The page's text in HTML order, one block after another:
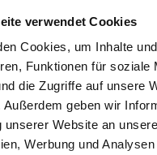
verwendet Cookies
Cookies, um Inhalte
Funktionen für soziale
die Zugriffe auf unsere
Außerdem geben wir
unserer Website an
Werbung und